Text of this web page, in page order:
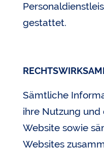
gestattet.
Sämtliche
ihre Nutzung
Website sowie
Websites